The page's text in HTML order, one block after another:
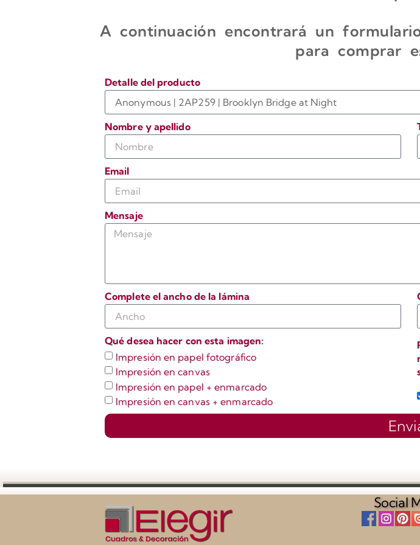
A continuación encontrará un
para comprar
Detalle del producto
Nombre y apellido
Email
Mensaje
Complete el ancho de la lámina
Qué desea hacer con esta imagen:
Impresión en papel fotográfico
Impresión en canvas
Impresión en papel + enmarcado
Impresión en canvas + enmarcado
Social